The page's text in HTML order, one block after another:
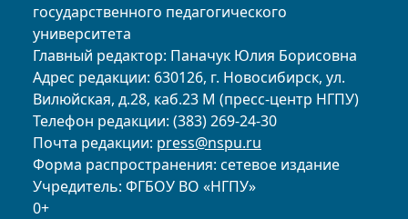
государственного педагогического
университета
Главный редактор: Паначук Юлия Борисовна
Адрес редакции: 630126, г. Новосибирск, ул.
Вилюйская, д.28, каб.23 М (пресс-центр НГПУ)
Телефон редакции: (383) 269-24-30
Почта редакции: press@nspu.ru
Форма распространения: сетевое издание
Учредитель: ФГБОУ ВО «НГПУ»
0+